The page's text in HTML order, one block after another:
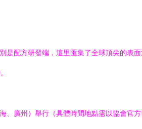
是配方研發端，這里匯集了全球頂尖的表
廣州）舉行（具體時間地點需以協會官方